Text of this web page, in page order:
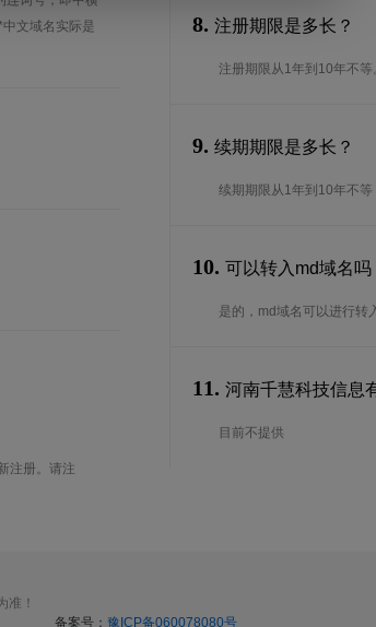
文域名实际是
注册。请注
8. 注册期限是多长？
注册期限从1年到10年不等
9. 续期期限是多长？
续期期限从1年到10年不等
10. 可以转入md域名吗
是的，md域名可以进行转
11. 河南千慧科技信息
目前不提供
准！
备案号： 豫ICP备060078080号